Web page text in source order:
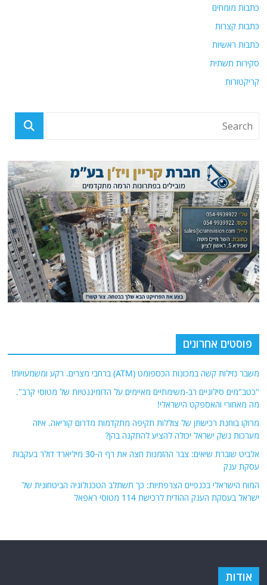
כתבות מומחים
כתבות קצרות
כתבות ראשיות
סקירות תשתית
קריקטורות
פוסטים אחרונים
משבר נזילות קשה במכונות הכספומט (ATM) ברחבי מצרים. רקע ומשמעויות!
"כטב"מים סילוניים רב-משימתיים מאיימים על הדומיננטיות של מטוסי קרב".
מה מאחורי והאספקט הישראלי!
מרוקו בוחנת רכישתן של צוללות תקיפה מתקדמות מדרום קוריאה. איזה
מערכות נשק ישראל יכולה להציע להתקנה בהן?
אלביט שוברת שיאים: צבר ההזמנות חצה את רף ה-30 מיליארד דולר בעקבות
עסקת ענק
המוח הישראלי בכנפיים הצרפתיות: כך תשתלב הטכנולוגיה הביטחונית של
ישראל בעסקת הענק ההודית לרכישת 114 מטוסי ראפאל
אודות